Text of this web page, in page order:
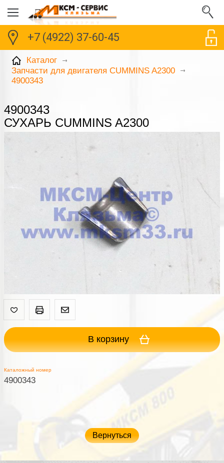
+7 (4922) 37-60-45
Каталог
Запчасти для двигателя CUMMINS A2300
4900343
4900343
СУХАРЬ CUMMINS A2300
В корзину
Каталожный номер
4900343
Вернуться